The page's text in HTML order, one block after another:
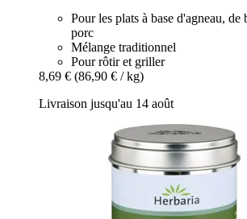
Pour les plats à base d'agneau,
porc
Mélange traditionnel
Pour rôtir et griller
8,69 € (86,90 € / kg)
Livraison jusqu'au 14 août